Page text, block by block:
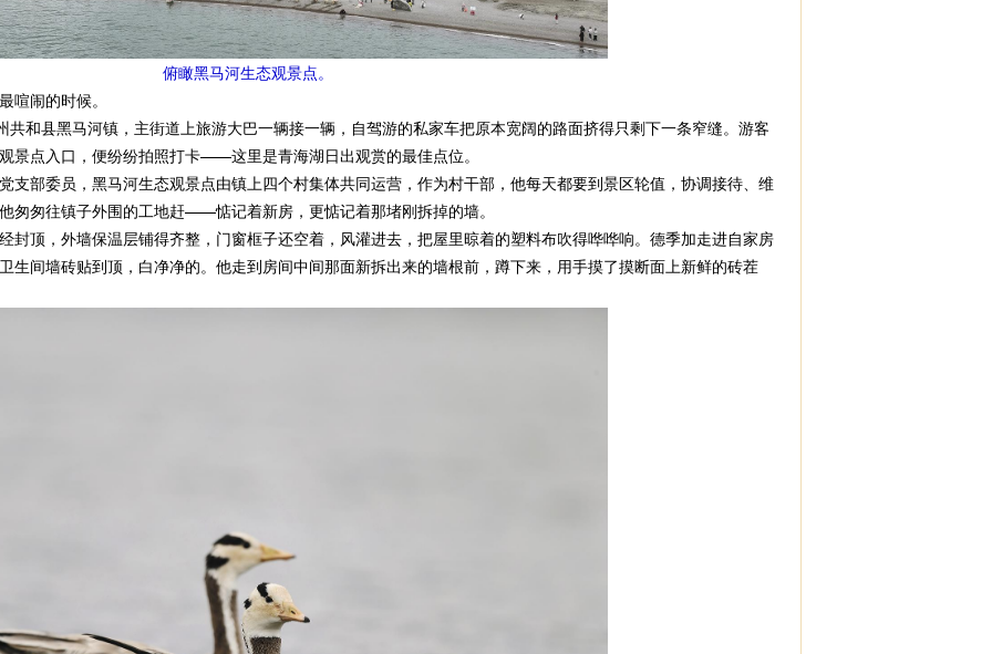
俯瞰黑马河生态观景点。
闹的时候。
县黑马河镇，主街道上旅游大巴一辆接一辆，自驾游的私家车把原本宽阔的路面挤得只剩下一条窄缝。游客
景点入口，便纷纷拍照打卡——这里是青海湖日出观赏的最佳点位。
委员，黑马河生态观景点由镇上四个村集体共同运营，作为村干部，他每天都要到景区轮值，协调接待、维
匆匆往镇子外围的工地赶——惦记着新房，更惦记着那堵刚拆掉的墙。
，外墙保温层铺得齐整，门窗框子还空着，风灌进去，把屋里晾着的塑料布吹得哗哗响。德季加走进自家房
生间墙砖贴到顶，白净净的。他走到房间中间那面新拆出来的墙根前，蹲下来，用手摸了摸断面上新鲜的砖茬